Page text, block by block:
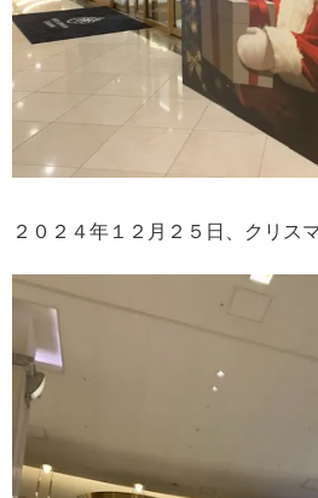
２０２４年１２月２５日、クリス